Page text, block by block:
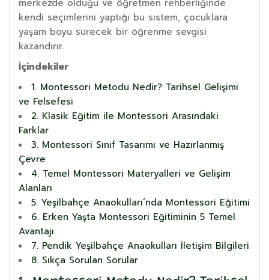
merkezde olduğu ve öğretmen rehberliğinde
kendi seçimlerini yaptığı bu sistem, çocuklara
yaşam boyu sürecek bir öğrenme sevgisi
kazandırır.
İçindekiler
1. Montessori Metodu Nedir? Tarihsel Gelişimi
ve Felsefesi
2. Klasik Eğitim ile Montessori Arasındaki
Farklar
3. Montessori Sınıf Tasarımı ve Hazırlanmış
Çevre
4. Temel Montessori Materyalleri ve Gelişim
Alanları
5. Yeşilbahçe Anaokulları’nda Montessori Eğitimi
6. Erken Yaşta Montessori Eğitiminin 5 Temel
Avantajı
7. Pendik Yeşilbahçe Anaokulları İletişim Bilgileri
8. Sıkça Sorulan Sorular